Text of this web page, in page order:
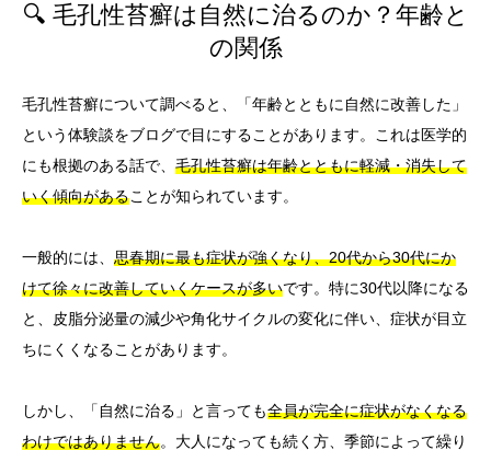
🔍 毛孔性苔癬は自然に治るのか？年齢と
の関係
毛孔性苔癬について調べると、「年齢とともに自然に改善した」
という体験談をブログで目にすることがあります。これは医学的
にも根拠のある話で、 毛孔性苔癬は年齢とともに軽減・消失して
いく傾向があることが知られています。
一般的には、 思春期に最も症状が強くなり、20代から30代にか
けて徐々に改善していくケースが多いです。特に30代以降になる
と、皮脂分泌量の減少や角化サイクルの変化に伴い、症状が目立
ちにくくなることがあります。
しかし、「自然に治る」と言っても全員が完全に症状がなくなる
わけではありません。大人になっても続く方、季節によって繰り